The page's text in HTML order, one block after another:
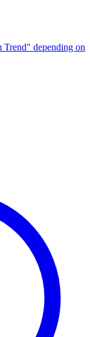
depending on